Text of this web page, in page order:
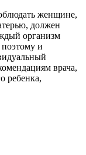
женщине,
должен
организм
и
врача,
ребенка,